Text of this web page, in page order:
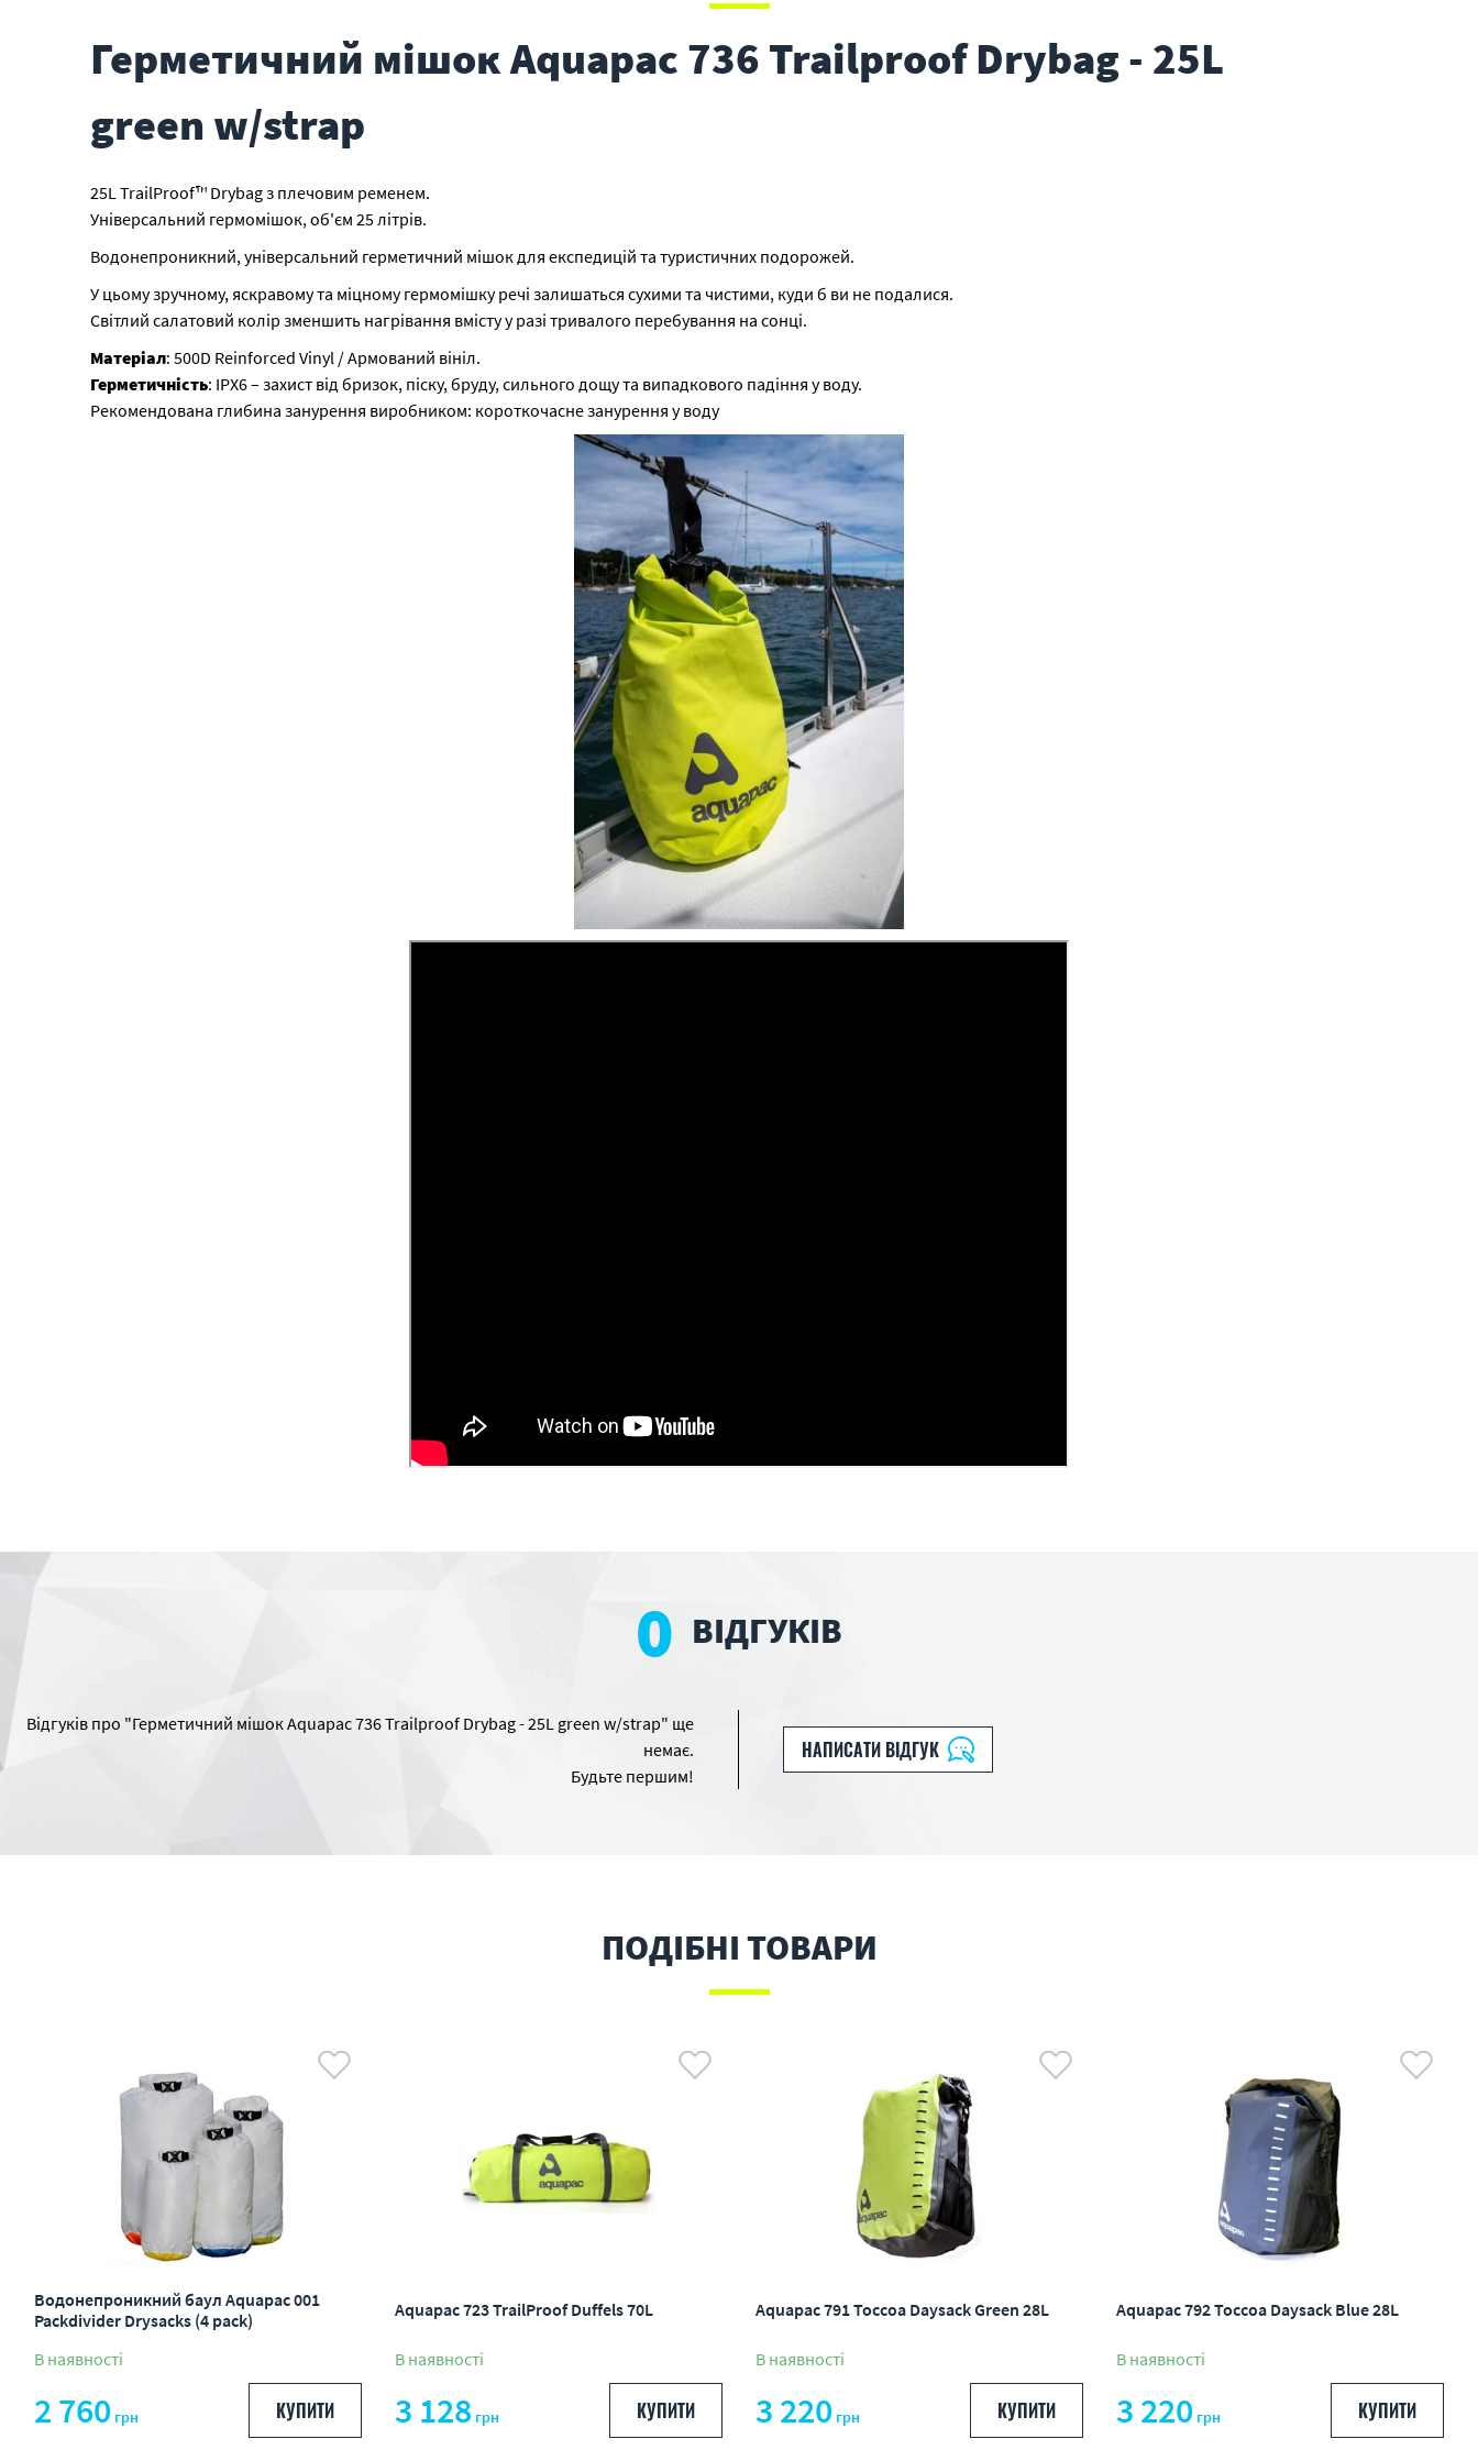
Герметичний мішок Aquapac 736 Trailproof Drybag - 25L
green w/strap
25L TrailProof™ Drybag з плечовим ременем.
Універсальний гермомішок, об'єм 25 літрів.
Водонепроникний, універсальний герметичний мішок для експедицій та туристичних подорожей.
У цьому зручному, яскравому та міцному гермомішку речі залишаться сухими та чистими, куди б ви не подалися.
Світлий салатовий колір зменшить нагрівання вмісту у разі тривалого перебування на сонці.
Матеріал: 500D Reinforced Vinyl / Армований вініл.
Герметичність: IPX6 – захист від бризок, піску, бруду, сильного дощу та випадкового падіння у воду.
Рекомендована глибина занурення виробником: короткочасне занурення у воду
0 ВІДГУКІВ
Відгуків про "Герметичний мішок Aquapac 736 Trailproof Drybag - 25L green w/strap" ще
немає.
Будьте першим!
НАПИСАТИ ВІДГУК
ПОДІБНІ ТОВАРИ
Водонепроникний баул Aquapac 001
Packdivider Drysacks (4 pack)
В наявності
2 760 грн КУПИТИ
Aquapac 723 TrailProof Duffels 70L
В наявності
3 128 грн КУПИТИ
Aquapac 791 Toccoa Daysack Green 28L
В наявності
3 220 грн КУПИТИ
Aquapac 792 Toccoa Daysack Blue 28L
В наявності
3 220 грн КУПИТИ